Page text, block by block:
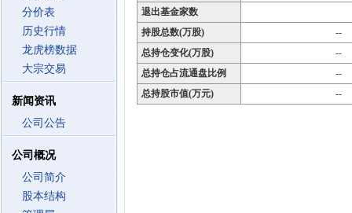
分价表
历史行情
龙虎榜数据
大宗交易
新闻资讯
公司公告
公司概况
公司简介
股本结构
退出基金家数
持股总数(万股)
--
总持仓变化(万股)
--
总持仓占流通盘比例
--
总持股市值(万元)
--